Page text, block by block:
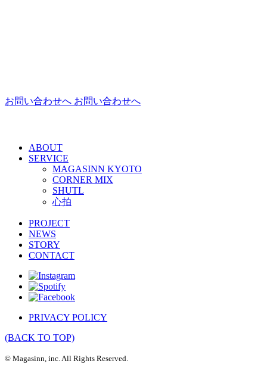
お問い合わせへ お問い合わせへ
ABOUT
SERVICE
MAGASINN KYOTO
CORNER MIX
SHUTL
心拍
PROJECT
NEWS
STORY
CONTACT
PRIVACY POLICY
(BACK TO TOP)
© Magasinn, inc. All Rights Reserved.